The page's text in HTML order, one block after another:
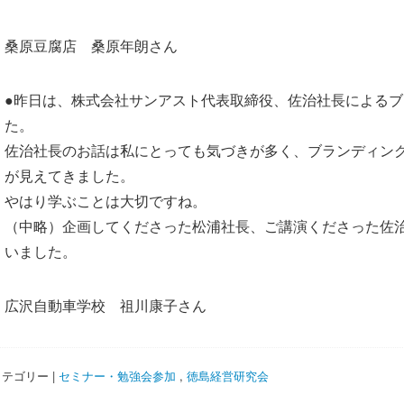
桑原豆腐店 桑原年朗さん
●昨日は、株式会社サンアスト代表取締役、佐治社長による
た。
佐治社長のお話は私にとっても気づきが多く、ブランディ
が見えてきました。
やはり学ぶことは大切ですね。
（中略）企画してくださった松浦社長、ご講演くださった
いました。
広沢自動車学校 祖川康子さん
ゴリー | セミナー・勉強会参加 , 徳島経営研究会